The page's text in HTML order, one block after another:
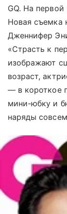
GQ. На первой
Новая съемка
Дженнифер
«Страсть к
изображают
возраст,
— в короткое
мини-юбку и
наряды